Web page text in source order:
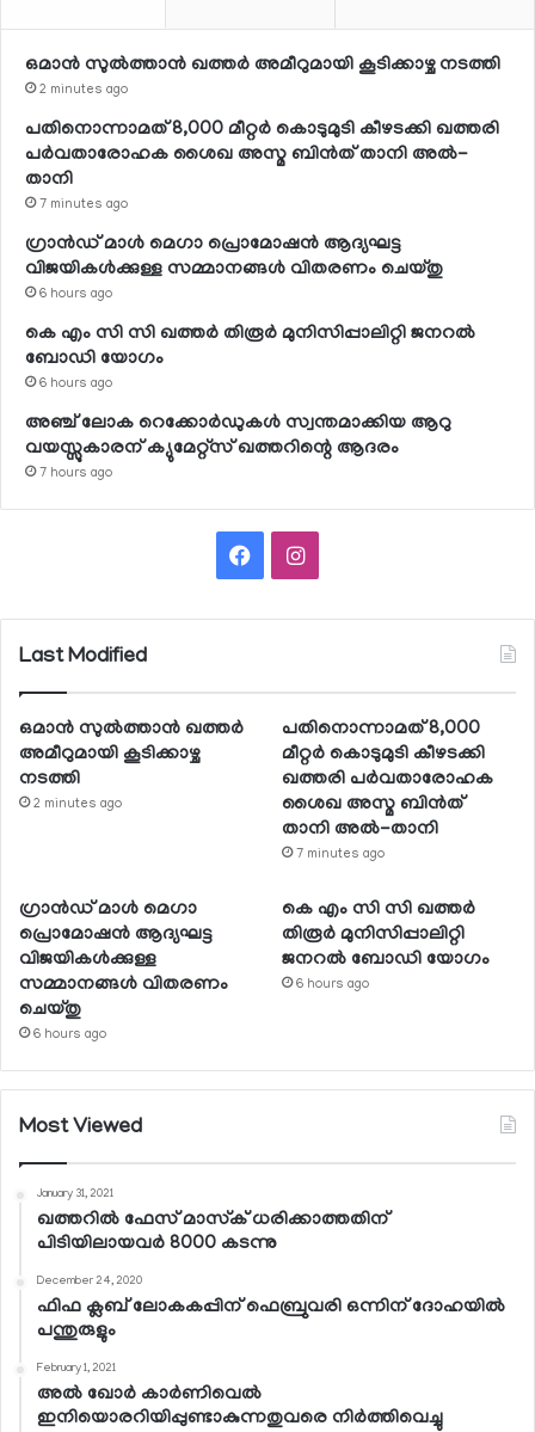
ഒമാന്‍ സുല്‍ത്താന്‍ ഖത്തര്‍ അമീറുമായി കൂടിക്കാഴ്ച നടത്തി
2 minutes ago
പതിനൊന്നാമത് 8,000 മീറ്റര്‍ കൊടുമുടി കീഴടക്കി ഖത്തരി
പര്‍വതാരോഹക ശൈഖ അസ്മ ബിന്‍ത് താനി അല്‍-
താനി
7 minutes ago
ഗ്രാന്‍ഡ് മാള്‍ മെഗാ പ്രൊമോഷന്‍ ആദ്യഘട്ട
വിജയികള്‍ക്കുള്ള സമ്മാനങ്ങള്‍ വിതരണം ചെയ്തു
6 hours ago
കെ എം സി സി ഖത്തര്‍ തിരൂര്‍ മുനിസിപ്പാലിറ്റി ജനറല്‍
ബോഡി യോഗം
6 hours ago
അഞ്ച് ലോക റെക്കോര്‍ഡുകള്‍ സ്വന്തമാക്കിയ ആറു
വയസ്സുകാരന് ക്യുമേറ്റ്‌സ് ഖത്തറിന്റെ ആദരം
7 hours ago
FacebookInstagram
Last Modified
ഒമാന്‍ സുല്‍ത്താന്‍ ഖത്തര്‍
അമീറുമായി കൂടിക്കാഴ്ച
നടത്തി
2 minutes ago
പതിനൊന്നാമത് 8,000
മീറ്റര്‍ കൊടുമുടി കീഴടക്കി
ഖത്തരി പര്‍വതാരോഹക
ശൈഖ അസ്മ ബിന്‍ത്
താനി അല്‍-താനി
7 minutes ago
ഗ്രാന്‍ഡ് മാള്‍ മെഗാ
പ്രൊമോഷന്‍ ആദ്യഘട്ട
വിജയികള്‍ക്കുള്ള
സമ്മാനങ്ങള്‍ വിതരണം
ചെയ്തു
6 hours ago
കെ എം സി സി ഖത്തര്‍
തിരൂര്‍ മുനിസിപ്പാലിറ്റി
ജനറല്‍ ബോഡി യോഗം
6 hours ago
Most Viewed
January 31, 2021
ഖത്തറില്‍ ഫേസ് മാസ്‌ക് ധരിക്കാത്തതിന്
പിടിയിലായവര്‍ 8000 കടന്നു
December 24, 2020
ഫിഫ ക്ലബ് ലോകകപ്പിന് ഫെബ്രുവരി ഒന്നിന് ദോഹയില്‍
പന്തുരുളും
February 1, 2021
അല്‍ ഖോര്‍ കാര്‍ണിവെല്‍
ഇനിയൊരറിയിപ്പുണ്ടാകുന്നതുവരെ നിര്‍ത്തിവെച്ചു